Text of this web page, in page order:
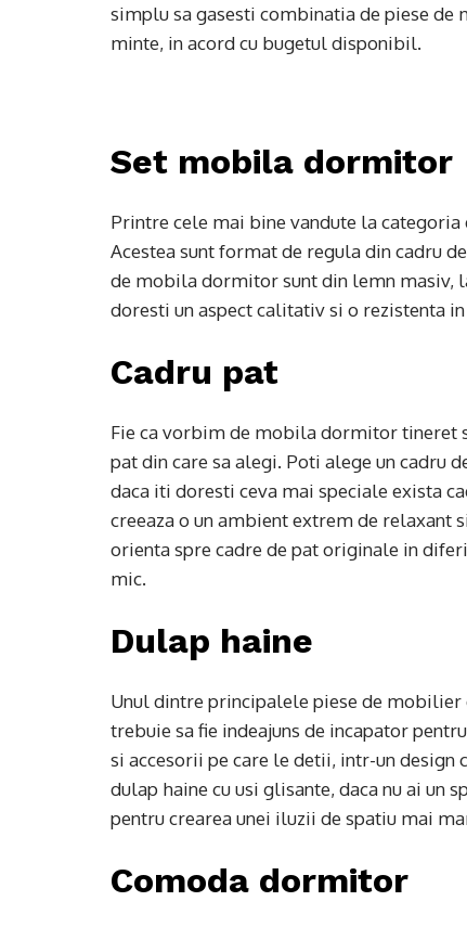
simplu sa gasesti combinatia de piese de
minte, in acord cu bugetul disponibil.
Set mobila dormitor
Printre cele mai bine vandute la
Acestea sunt format de regula din cadru
de mobila dormitor sunt din lemn masiv,
doresti un aspect calitativ si o rezistenta
Cadru pat
Fie ca vorbim de mobila dormitor tineret
pat din care sa alegi. Poti alege un cadru
daca iti doresti ceva mai speciale exista
creeaza o un ambient extrem de
orienta spre cadre de pat originale in
mic.
Dulap haine
Unul dintre principalele piese de mobilier
trebuie sa fie indeajuns de incapator
si accesorii pe care le detii, intr-un design
dulap haine cu usi glisante, daca nu ai un
pentru crearea unei iluzii de spatiu mai
Comoda dormitor